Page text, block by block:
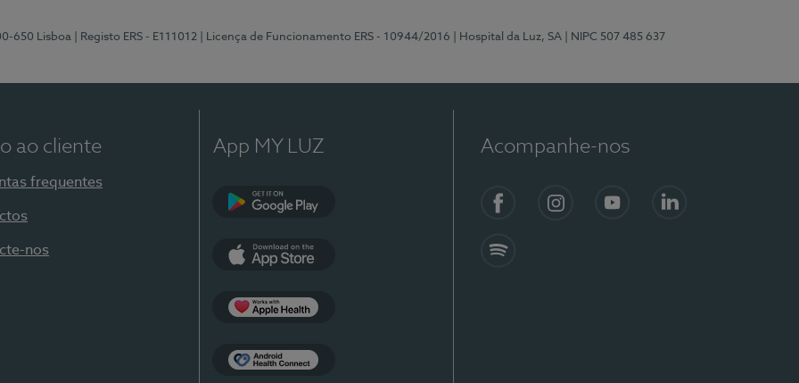
650 Lisboa | Registo ERS - E111012 | Licença de Funcionamento ERS - 10944/2016 | Hospital da Luz, SA | NIPC 507 485 637
ao cliente
frequentes
nos
App MY LUZ Acompanhe-nos